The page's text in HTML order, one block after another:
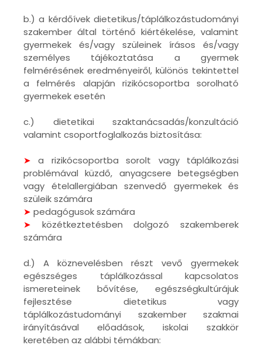
b.) a kérdőívek dietetikus/táplálkozástudományi
szakember által történő kiértékelése, valamint
gyermekek és/vagy szüleinek írásos és/vagy
személyes tájékoztatása a gyermek
felmérésének eredményeiről, különös tekintettel
a felmérés alapján rizikócsoportba sorolható
gyermekek esetén
c.) dietetikai szaktanácsadás/konzultáció
valamint csoportfoglalkozás biztosítása:
➤
a rizikócsoportba sorolt vagy táplálkozási
problémával küzdő, anyagcsere betegségben
vagy ételallergiában szenvedő gyermekek és
szüleik számára
➤ pedagógusok számára
➤
közétkeztetésben dolgozó szakemberek
számára
d.) A köznevelésben részt vevő gyermekek
egészséges táplálkozással kapcsolatos
ismereteinek bővítése, egészségkultúrájuk
fejlesztése dietetikus vagy
táplálkozástudományi szakember szakmai
irányításával előadások, iskolai szakkör
keretében az alábbi témákban: